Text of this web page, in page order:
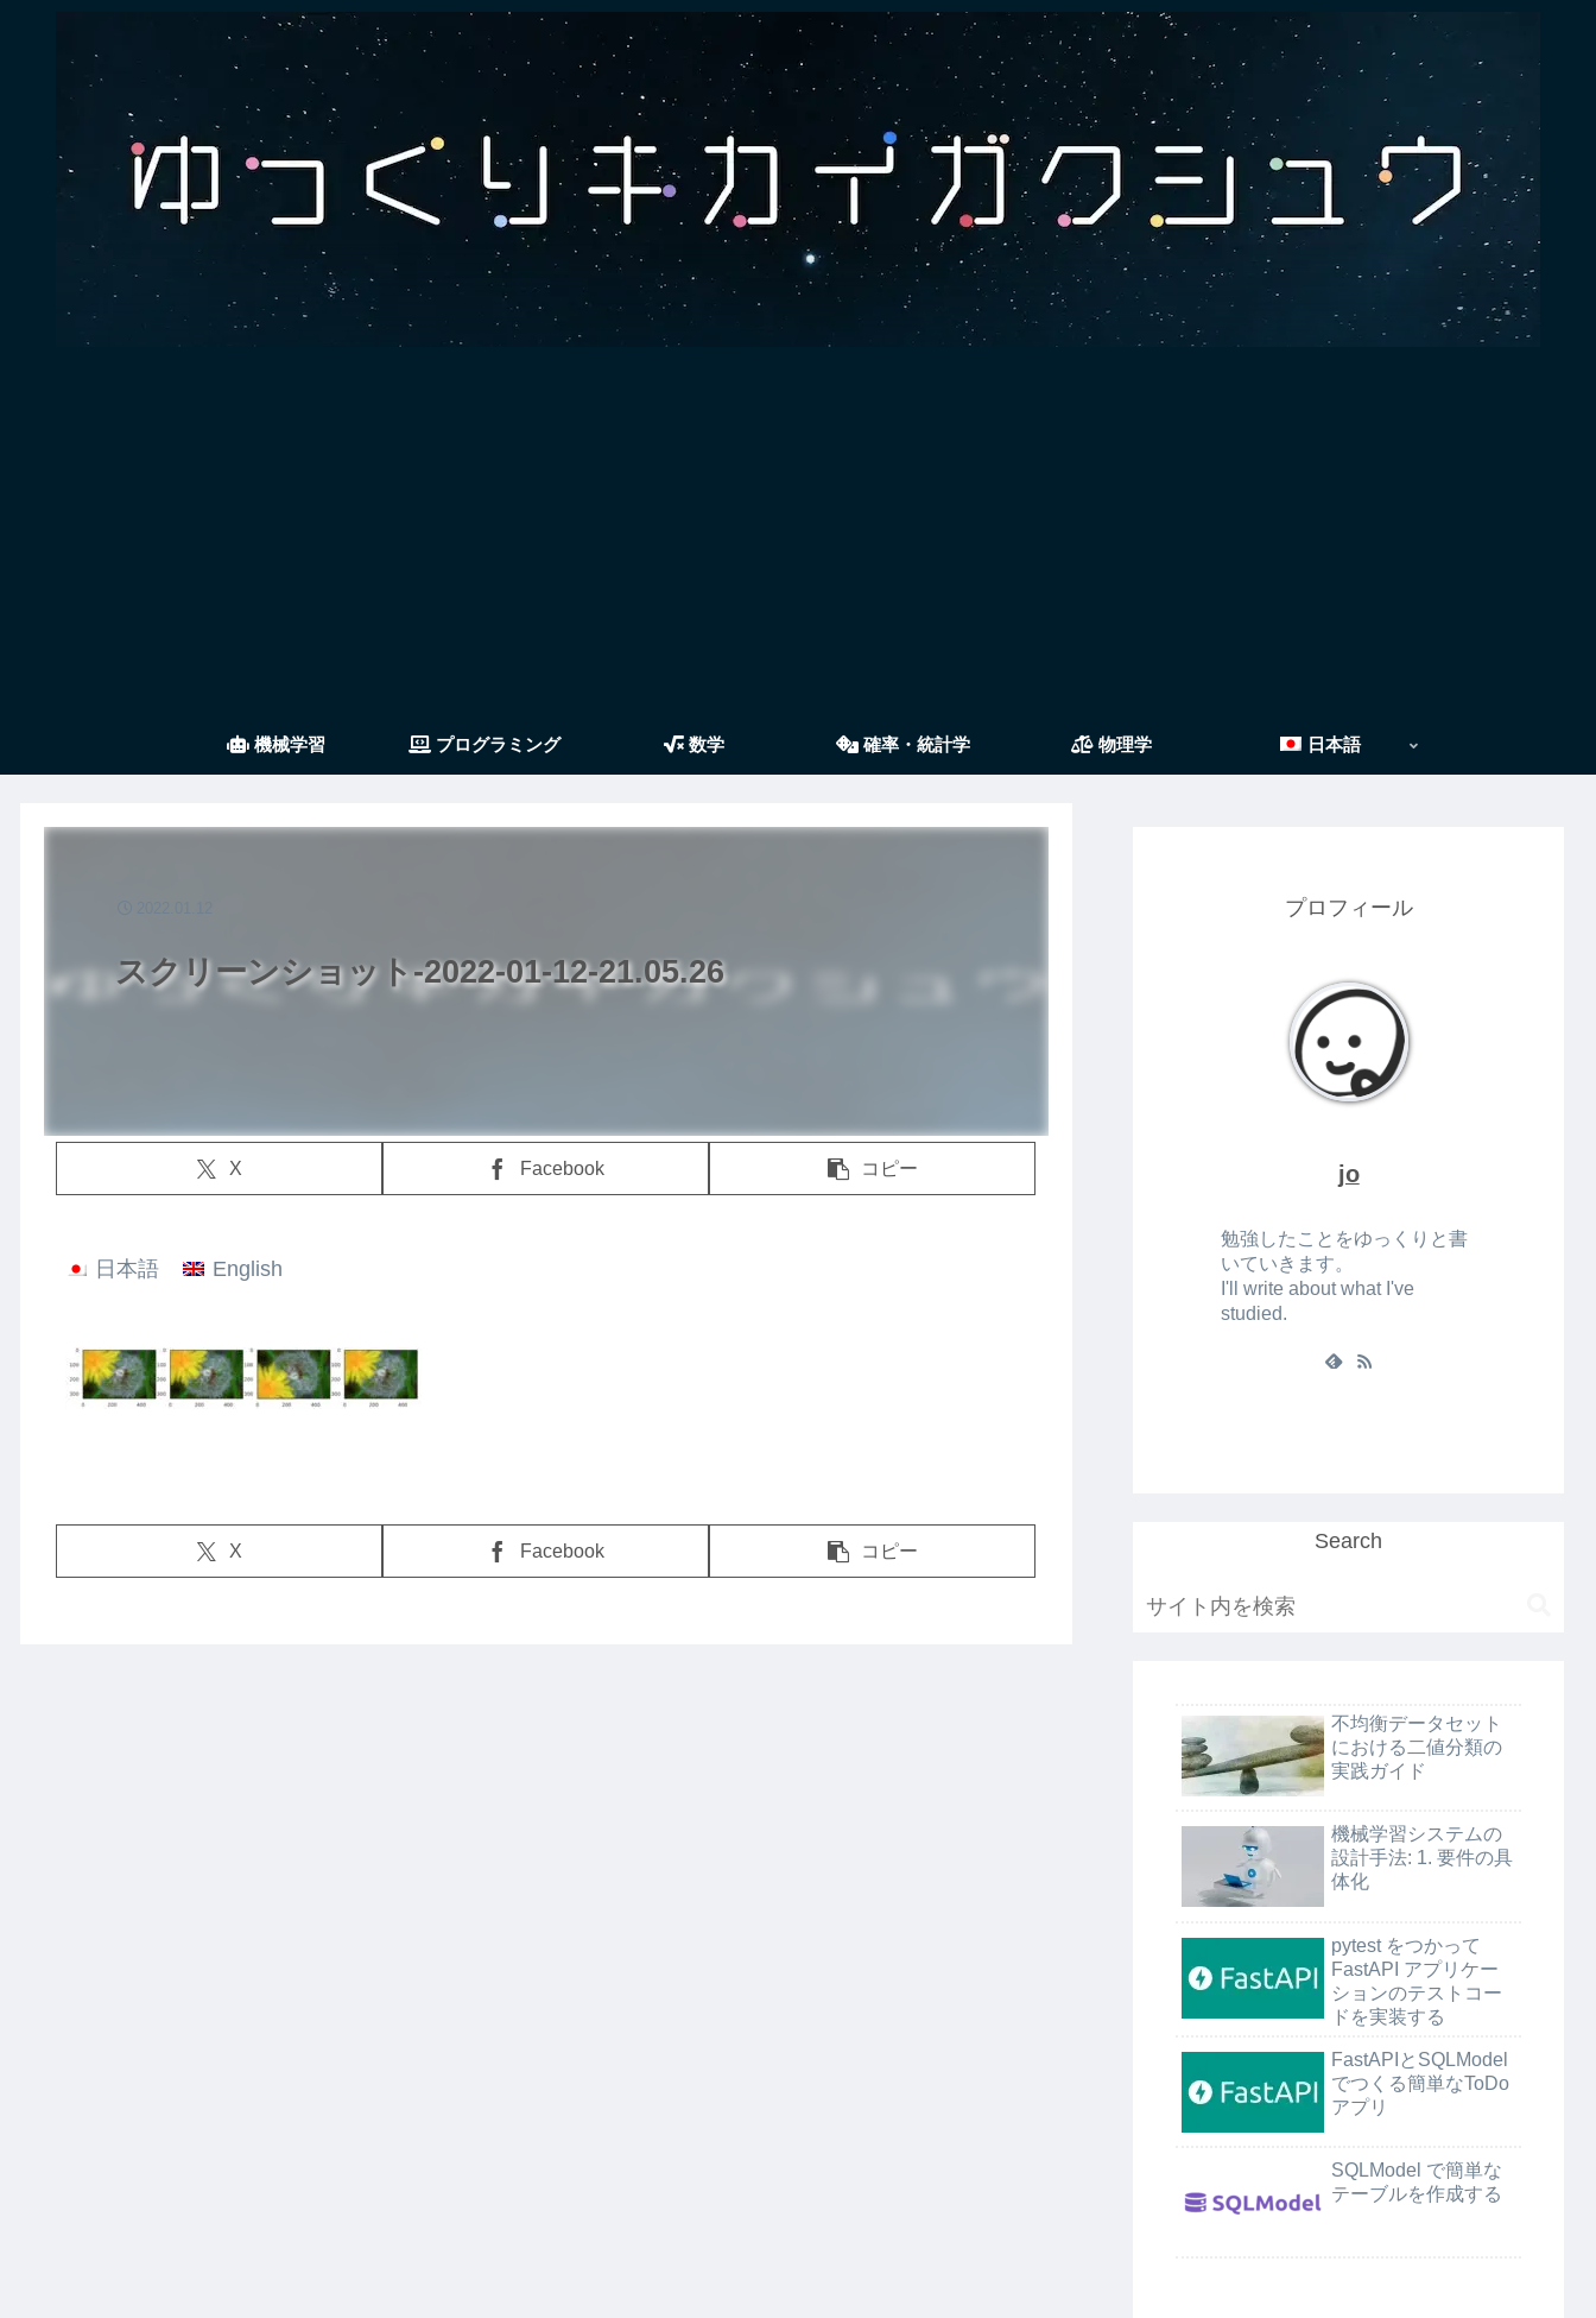
機械学習 プログラミング 数学 確率・統計学 物理学 日本語
スクリーンショット-2022-01-12-21.05.26
X Facebook コピー
日本語 English
X Facebook コピー
プロフィール
jo
勉強したことをゆっくりと書
いていきます。
I'll write about what I've
studied.
Search
不均衡データセット
における二値分類の
実践ガイド
機械学習システムの
設計手法: 1. 要件の具
体化
pytest をつかって
FastAPI アプリケー
ションのテストコー
ドを実装する
FastAPIとSQLModel
でつくる簡単なToDo
アプリ
SQLModel で簡単な
テーブルを作成する